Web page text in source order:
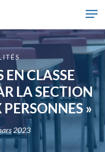
CLASSE
LA SECTION
»
2023